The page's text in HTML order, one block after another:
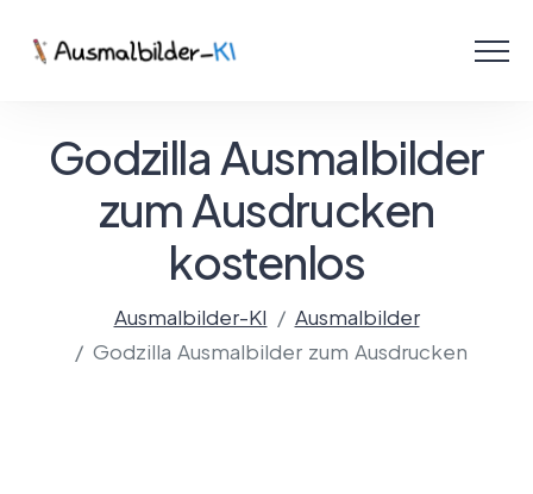
Mit KI gestalten!
Godzilla Ausmalbilder
zum Ausdrucken
kostenlos
Ausmalbilder-KI
Ausmalbilder
Godzilla Ausmalbilder zum Ausdrucken